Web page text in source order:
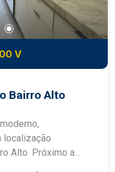
V
Bairro Alto
localização
Alto. Próximo a